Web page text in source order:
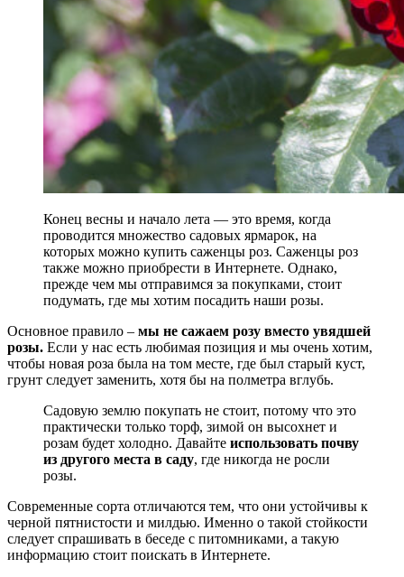
Конец весны и начало лета — это время, когда
проводится множество садовых ярмарок, на
которых можно купить саженцы роз. Саженцы роз
также можно приобрести в Интернете. Однако,
прежде чем мы отправимся за покупками, стоит
подумать, где мы хотим посадить наши розы.
Основное правило – мы не сажаем розу вместо увядшей
розы. Если у нас есть любимая позиция и мы очень хотим,
чтобы новая роза была на том месте, где был старый куст,
грунт следует заменить, хотя бы на полметра вглубь.
Садовую землю покупать не стоит, потому что это
практически только торф, зимой он высохнет и
розам будет холодно. Давайте использовать почву
из другого места в саду, где никогда не росли
розы.
Современные сорта отличаются тем, что они устойчивы к
черной пятнистости и милдью. Именно о такой стойкости
следует спрашивать в беседе с питомниками, а такую ​​
информацию стоит поискать в Интернете.